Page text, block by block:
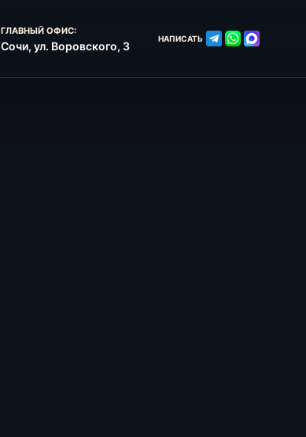
ГЛАВНЫЙ ОФИС:
Сочи, ул. Воровского, 3
НАПИСАТЬ